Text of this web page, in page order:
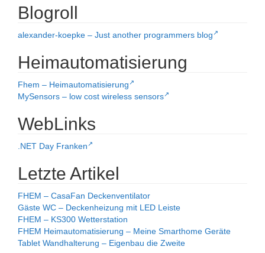
Blogroll
alexander-koepke – Just another programmers blog
Heimautomatisierung
Fhem – Heimautomatisierung
MySensors – low cost wireless sensors
WebLinks
.NET Day Franken
Letzte Artikel
FHEM – CasaFan Deckenventilator
Gäste WC – Deckenheizung mit LED Leiste
FHEM – KS300 Wetterstation
FHEM Heimautomatisierung – Meine Smarthome Geräte
Tablet Wandhalterung – Eigenbau die Zweite